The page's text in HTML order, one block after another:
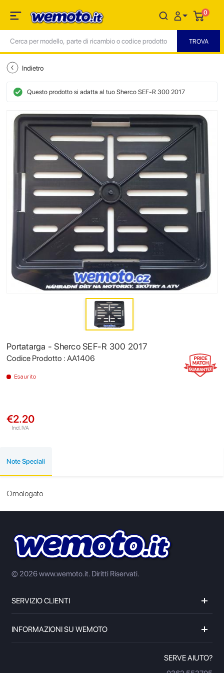
0
Indietro
Questo prodotto si adatta al tuo Sherco SEF-R 300 2017
Portatarga - Sherco SEF-R 300 2017
Codice Prodotto : AA1406
Esaurito
€2.20
Incl. IVA
Note Speciali
Omologato
© 2026 www.wemoto.it. Diritti Riservati.
SERVIZIO CLIENTI
INFORMAZIONI SU WEMOTO
SERVE AIUTO?